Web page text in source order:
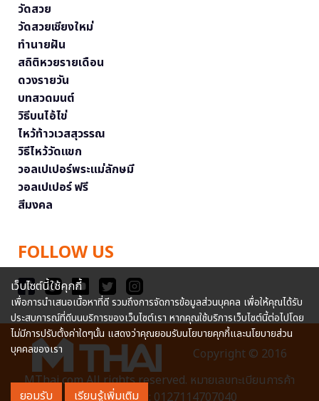
วัดสวย
วัดสวยเชียงใหม่
ทำนายฝัน
สถิติหวยรายเดือน
ดวงรายวัน
บทสวดมนต์
วิธีบนไอ้ไข่
ไหว้ท้าวเวสสุวรรณ
วิธีไหว้วัดแขก
วอลเปเปอร์พระแม่ลักษมี
วอลเปเปอร์ ฟรี
สีมงคล
FOLLOW US
Copyright © 2016
MThai.com All rights reserved. หมายเลขทะเบียนการค้า
อิเล็กทรอนิกส์ : 0127114707040
เว็บไซต์นี้ใช้คุกกี้
เพื่อการนำเสนอเนื้อหาที่ดี รวมถึงการจัดการข้อมูลส่วนบุคคล เพื่อให้คุณได้รับ
ประสบการณ์ที่ดีบนบริการของเว็บไซต์เรา หากคุณใช้บริการเว็บไซต์นี้ต่อไปโดย
ไม่มีการปรับตั้งค่าใดๆนั้น แสดงว่าคุณยอมรับนโยบายคุกกี้และนโยบายส่วน
บุคคลของเรา
ยอมรับ เรียนรู้เพิ่มเติม